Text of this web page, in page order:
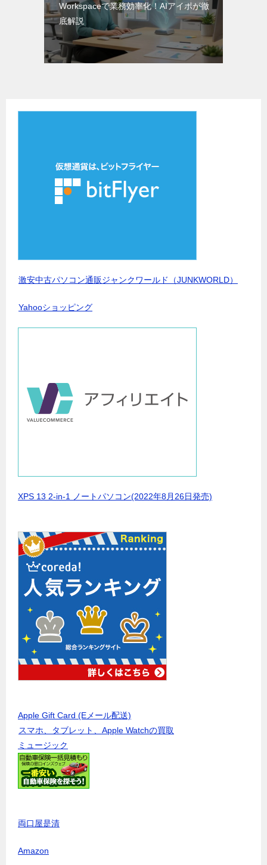
Workspaceで業務効率化！AIアイポが徹
底解説
激安中古パソコン通販ジャンクワールド（JUNKWORLD）
Yahooショッピング
XPS 13 2-in-1 ノートパソコン(2022年8月26日発売)
Apple Gift Card (Eメール配送)
スマホ、タブレット、Apple Watchの買取
ミュージック
両口屋是清
Amazon